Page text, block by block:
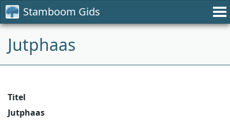
Stamboom Gids
Jutphaas
Titel
Jutphaas